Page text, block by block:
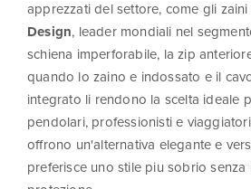
apprezzati del settore, come gli zaini
Design, leader mondiali nel
schiena imperforabile, la zip
quando lo zaino e indossato e il
integrato li rendono la scelta ideale
pendolari, professionisti e
offrono un'alternativa elegante e
preferisce uno stile piu sobrio senza